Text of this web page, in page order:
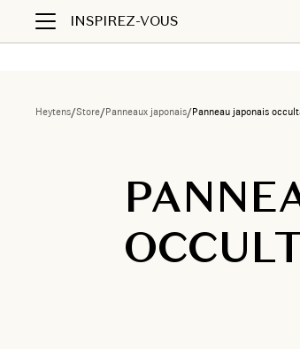
INSPIREZ-VOUS
Heytens/Store/Panneaux japonais/Panneau japonais